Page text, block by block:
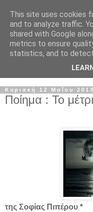
Κυριακή 12 Μαΐου 2013
Ποίημα : Το
της Σοφίας Πιπέρου *
This site uses cookies
and to analyze traffic.
shared with Google
metrics to ensure
statistics, and to detect